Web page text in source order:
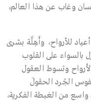
وغاب عن هذا العالم،
للأرواح، وأَهِلَّة بشرى
بالسواء على القلوب
وتسوط العقول
الجُرد الحقولَ
واسع من الغبطة الفكرية،